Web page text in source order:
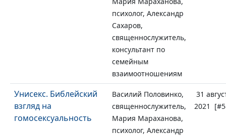
психолог, Александр
Сахаров,
священнослужитель,
консультант по
семейным
взаимоотношениям
Унисекс. Библейский
взгляд на
гомосексуальность
Василий Половинко,
священнослужитель,
Мария Мараханова,
психолог, Александр
31
2021